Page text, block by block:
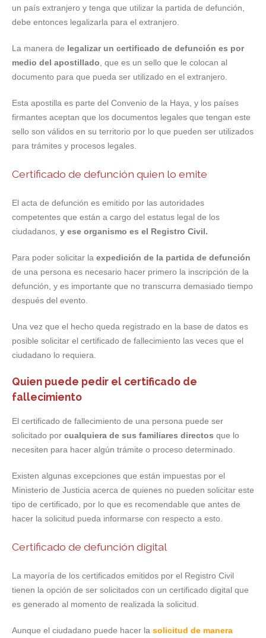
un país extranjero y tenga que utilizar la partida de defunción,
debe entonces legalizarla para el extranjero.
La manera de legalizar un certificado de defunción es por
medio del apostillado , que es un sello que le colocan al
documento para que pueda ser utilizado en el extranjero.
Esta apostilla es parte del Convenio de la Haya, y los países
firmantes aceptan que los documentos legales que tengan este
sello son válidos en su territorio por lo que pueden ser utilizados
para trámites y procesos legales.
Certificado de defunción quien lo emite
El acta de defunción es emitido por las autoridades
competentes que están a cargo del estatus legal de los
ciudadanos, y ese organismo es el Registro Civil.
Para poder solicitar la expedición de la partida de defunción
de una persona es necesario hacer primero la inscripción de la
defunción, y es importante que no transcurra demasiado tiempo
después del evento.
Una vez que el hecho queda registrado en la base de datos es
posible solicitar el certificado de fallecimiento las veces que el
ciudadano lo requiera.
Quien puede pedir el certificado de
fallecimiento
El certificado de fallecimiento de una persona puede ser
solicitado por cualquiera de sus familiares directos que lo
necesiten para hacer algún trámite o proceso determinado.
Existen algunas excepciones que están impuestas por el
Ministerio de Justicia acerca de quienes no pueden solicitar este
tipo de certificado, por lo que es recomendable que antes de
hacer la solicitud pueda informarse con respecto a esto.
Certificado de defunción digital
La mayoría de los certificados emitidos por el Registro Civil
tienen la opción de ser solicitados con un certificado digital que
es generado al momento de realizada la solicitud.
Aunque el ciudadano puede hacer la solicitud de manera